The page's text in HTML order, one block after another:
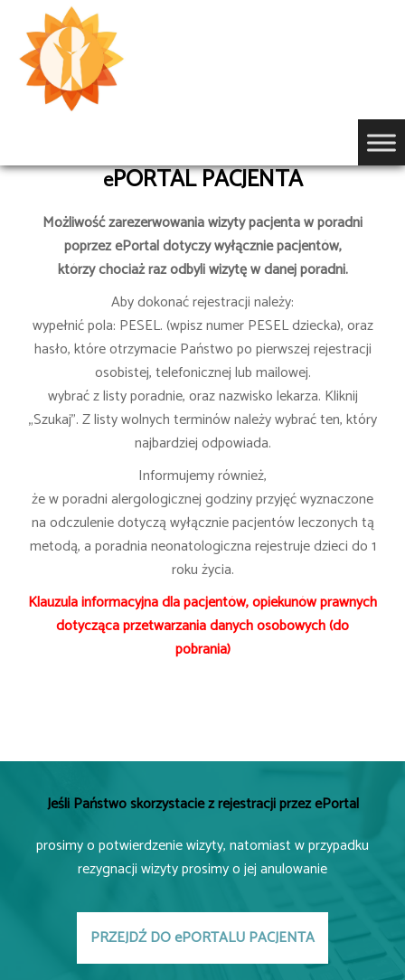
Przejdź
ePORTAL PACJENTA
Możliwość zarezerwowania wizyty pacjenta w poradni
poprzez ePortal dotyczy wyłącznie pacjentów,
którzy chociaż raz odbyli wizytę w danej poradni.
Aby dokonać rejestracji należy:
wypełnić pola: PESEL. (wpisz numer PESEL dziecka), oraz
hasło, które otrzymacie Państwo po pierwszej rejestracji
osobistej, telefonicznej lub mailowej.
wybrać z listy poradnie, oraz nazwisko lekarza. Kliknij
„Szukaj”. Z listy wolnych terminów należy wybrać ten, który
najbardziej odpowiada.
Informujemy również,
że w poradni alergologicznej godziny przyjęć wyznaczone
na odczulenie dotyczą wyłącznie pacjentów leczonych tą
metodą, a poradnia neonatologiczna rejestruje dzieci do 1
roku życia.
Klauzula informacyjna dla pacjentów, opiekunów prawnych
dotycząca przetwarzania danych osobowych (do
pobrania)
Jeśli Państwo skorzystacie z rejestracji przez ePortal
prosimy o potwierdzenie wizyty, natomiast w przypadku
rezygnacji wizyty prosimy o jej anulowanie
PRZEJDŹ DO ePORTALU PACJENTA